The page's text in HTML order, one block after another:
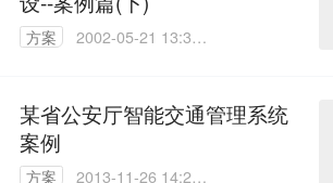
方案
2002-05-21 13:38:
某省公安厅智能交通管理系统
案例
方案 2013-11-26 14:29: